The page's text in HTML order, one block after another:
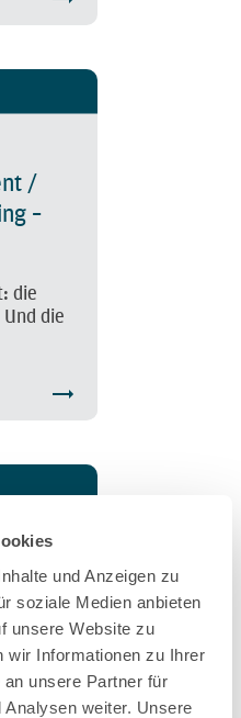
und Anzeigen zu
soziale Medien anbieten
unsere Website zu
wir Informationen zu Ihrer
unsere Partner für
weiter. Unsere
/
–
die
die
das